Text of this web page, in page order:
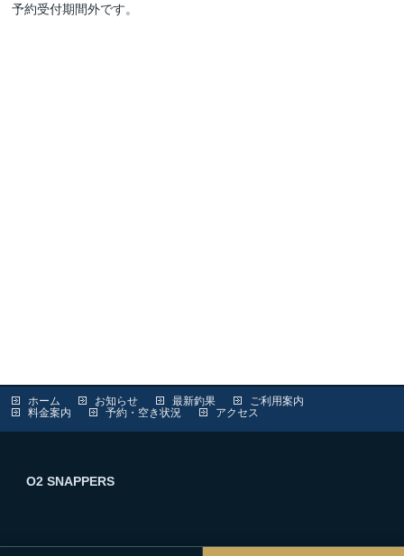
予約受付期間外です。
ホーム お知らせ 最新釣果
ご利用案内
料金案内
予約・空き状況 アクセス
O2 SNAPPERS